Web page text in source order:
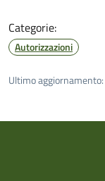
Categorie:
Autorizzazioni
Ultimo aggiornamento: